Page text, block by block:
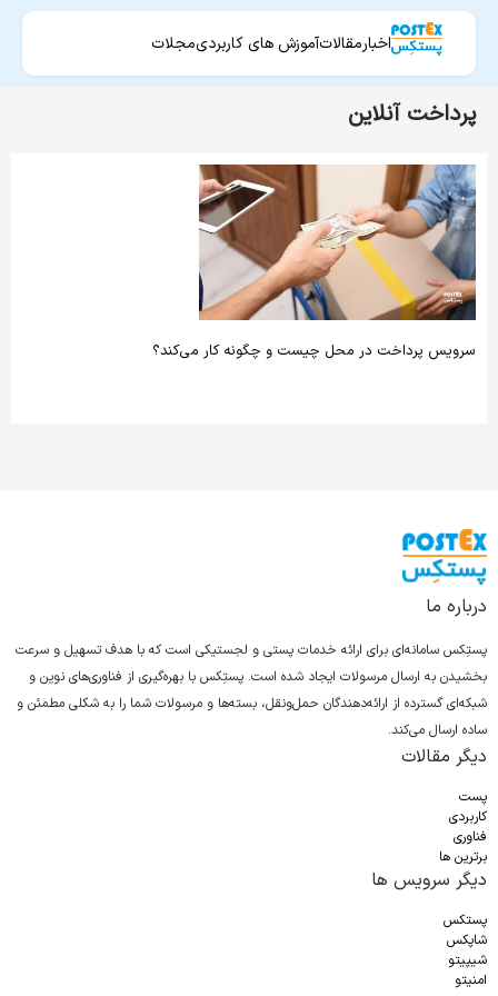
اخبارمقالاتآموزش های کاربردیمجلات
پرداخت آنلاین
سرویس پرداخت در محل چیست و چگونه کار می‌کند؟
درباره ما
پستِکس سامانه‌ای برای ارائه خدمات پستی و لجستیکی است که با هدف تسهیل و سرعت
بخشیدن به ارسال مرسولات ایجاد شده است. پستِکس با بهره‌گیری از فناوری‌های نوین و
شبکه‌ای گسترده از ارائه‌دهندگان حمل‌ونقل، بسته‌ها و مرسولات شما را به شکلی مطمئن و
ساده ارسال می‌کند.
دیگر مقالات
پست
کاربردی
فناوری
برترین ها
دیگر سرویس ها
پستکس
شاپکس
شیپیتو
امنیتو